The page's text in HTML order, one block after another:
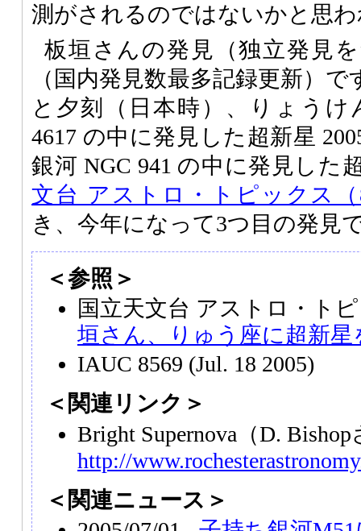
測がされるのではないかと思
板垣さんの発見（独立発見
（国内発見数最多記録更新）
と夕刻（日本時）、りょうけ
4617 の中に発見した超新星
銀河 NGC 941 の中に発見した
文台 アストロ・トピックス
き、今年になって3つ目の発見
＜参照＞
国立天文台 アストロ・ト
垣さん、りゅう座に超新星
IAUC 8569 (Jul. 18 2005)
＜関連リンク＞
Bright Supernova（D.
http://
＜関連ニュース＞